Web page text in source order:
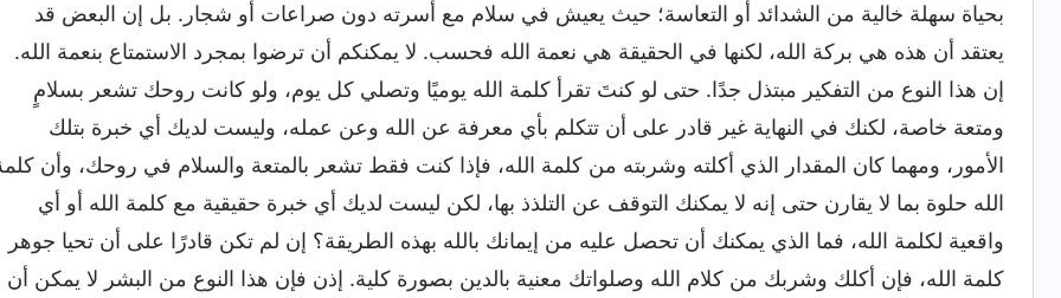
بحياة سهلة خالية من الشدائد أو التعاسة؛ حيث يعيش في سلام مع أسرته دون صراعات أو شجار. بل إن البعض قد
يعتقد أن هذه هي بركة الله، لكنها في الحقيقة هي نعمة الله فحسب. لا يمكنكم أن ترضوا بمجرد الاستمتاع بنعمة الله.
إن هذا النوع من التفكير مبتذل جدًا. حتى لو كنتَ تقرأ كلمة الله يوميًا وتصلي كل يوم، ولو كانت روحك تشعر بسلامٍ
ومتعة خاصة، لكنك في النهاية غير قادر على أن تتكلم بأي معرفة عن الله وعن عمله، وليست لديك أي خبرة بتلك
الأمور، ومهما كان المقدار الذي أكلته وشربته من كلمة الله، فإذا كنت فقط تشعر بالمتعة والسلام في روحك، وأن
الله حلوة بما لا يقارن حتى إنه لا يمكنك التوقف عن التلذذ بها، لكن ليست لديك أي خبرة حقيقية مع كلمة الله أو أي
واقعية لكلمة الله، فما الذي يمكنك أن تحصل عليه من إيمانك بالله بهذه الطريقة؟ إن لم تكن قادرًا على أن تحيا جوهر
كلمة الله، فإن أكلك وشربك من كلام الله وصلواتك معنية بالدين بصورة كلية. إذن فإن هذا النوع من البشر لا يمكن أن